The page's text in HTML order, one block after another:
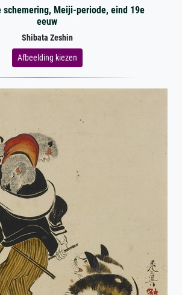
schemering, Meiji-periode, eind 19e
eeuw
Shibata Zeshin
Afbeelding kiezen